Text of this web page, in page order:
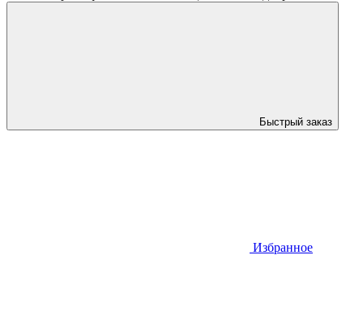
Быстрый заказ
Избранное